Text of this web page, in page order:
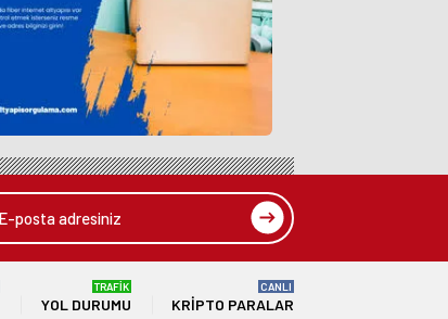
YOL DURUMU
TRAFİK
KRIPTO PARALAR
CANLI